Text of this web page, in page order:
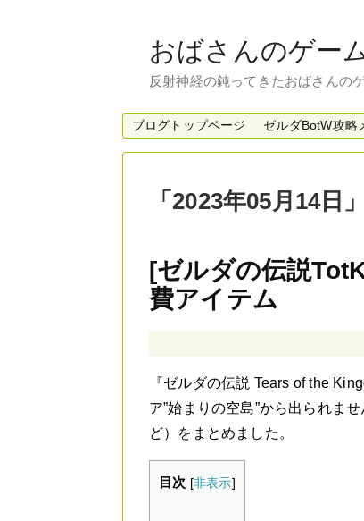
おばさんのゲー
反射神経の鈍ってきたおばさんの
ブログトップページ ゼルダBotW攻略
「 2023年05月14日 」
[ゼルダの伝説
費アイテム
『ゼルダの伝説 Tears of the
ア”始まりの空島”から出られま
ど）をまとめました。
目次 [非表示]